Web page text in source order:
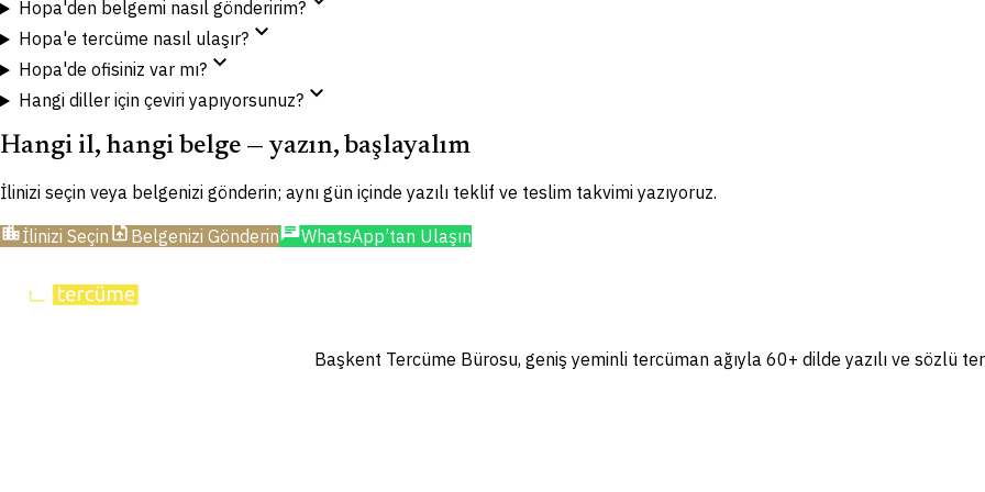
Hopa'den belgemi nasıl gönderirim?
Hopa'e tercüme nasıl ulaşır?expand_more
Hopa'de ofisiniz var mı?expand_more
Hangi diller için çeviri yapıyorsunuz?expand_more
Hangi il, hangi belge — yazın, başlayalım
İlinizi seçin veya belgenizi gönderin; aynı gün içinde yazılı teklif ve teslim takvimi yazıyoruz.
location_cityİlinizi Seçinupload_fileBelgenizi GönderinchatWhatsApp’tan Ulaşın
Başkent Tercüme Bürosu, geniş yeminli tercüman ağıyla 60+ dilde yazılı ve sözlü